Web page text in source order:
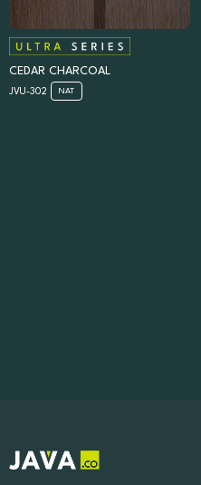
CEDAR CHARCOAL
JVU-302 NAT